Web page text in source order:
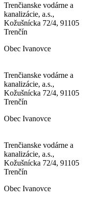
Trenčianske vodárne a
kanalizácie, a.s.,
Kožušnícka 72/4, 91105
Trenčín
Obec Ivanovce
Trenčianske vodárne a
kanalizácie, a.s.,
Kožušnícka 72/4, 91105
Trenčín
Obec Ivanovce
Trenčianske vodárne a
kanalizácie, a.s.,
Kožušnícka 72/4, 91105
Trenčín
Obec Ivanovce